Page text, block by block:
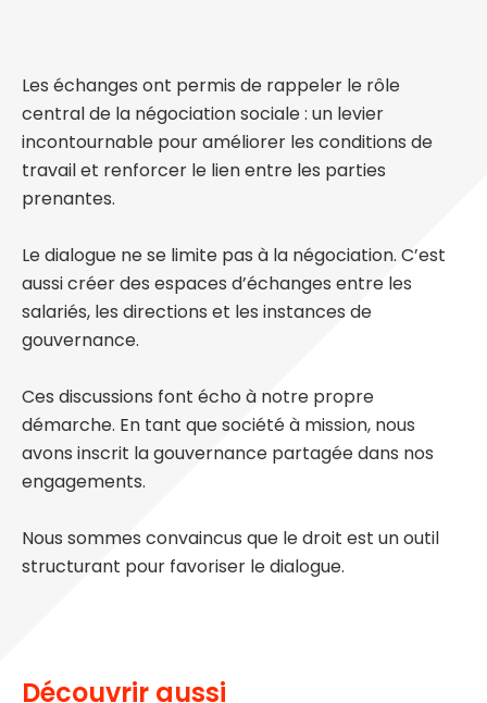
Les échanges ont permis de rappeler le rôle
central de la négociation sociale : un levier
incontournable pour améliorer les conditions de
travail et renforcer le lien entre les parties
prenantes.
Le dialogue ne se limite pas à la négociation. C’est
aussi créer des espaces d’échanges entre les
salariés, les directions et les instances de
gouvernance.
Ces discussions font écho à notre propre
démarche. En tant que société à mission, nous
avons inscrit la gouvernance partagée dans nos
engagements.
Nous sommes convaincus que le droit est un outil
structurant pour favoriser le dialogue.
Découvrir aussi